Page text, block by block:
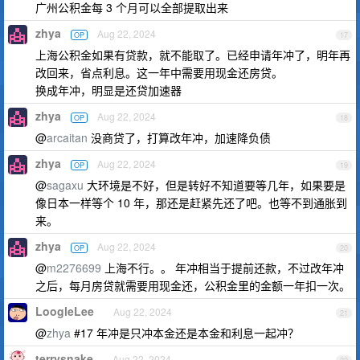
广州公积金每 3 个月可以全部提取出来
17
zhya OP Aug 22, 2024
上海公积金如果有贷款，就不能取了。已经申请年冲了，明年再
改回来，省点利息。这一年中需要用现金还房贷。
换成年冲，明显是还贷加速器
18
zhya OP Aug 22, 2024
@arcaitan 没商贷了，打算改年冲，加速降负债
19
zhya OP Aug 22, 2024
@sagaxu 大环境是不好，但是转好不知道要等几年，如果要是
像日本一样等个 10 年，那还是赶紧先还了吧。也等不到通胀到
来。
20
zhya OP Aug 22, 2024
@m2276699 上海不行。。 年冲相当于提前还款，不过改年冲
之后，每月房贷就需要用现金还，公积金里的金额一年扣一次。
21
LoogleLee Aug 22, 2024
@zhya #17 年冲是只冲本金还是本金和利息一起冲？